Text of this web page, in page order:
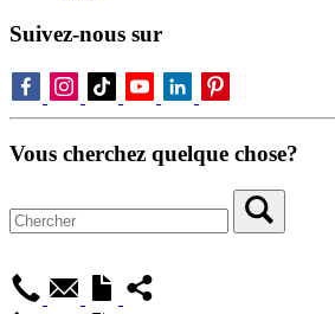
Suivez-nous sur
Vous cherchez quelque chose?